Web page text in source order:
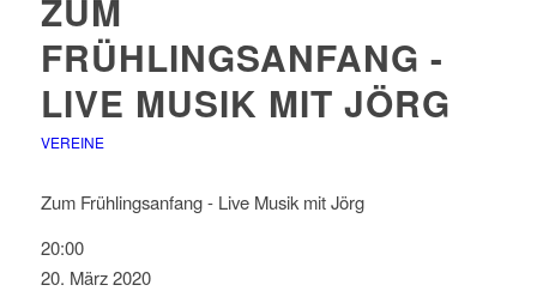
ZUM
FRÜHLINGSANFANG -
LIVE MUSIK MIT JÖRG
VEREINE
Zum Frühlingsanfang - Live Musik mit Jörg
20:00
20. März 2020